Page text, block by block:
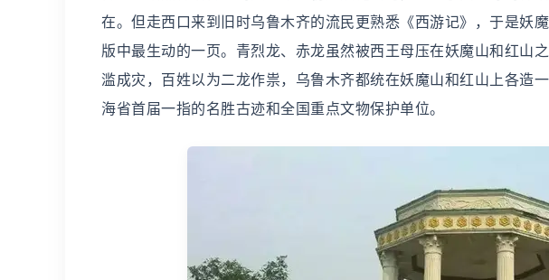
在。但走西口来到旧时乌鲁木齐的流民更熟悉《西游记》，于是妖
版中最生动的一页。青烈龙、赤龙虽然被西王母压在妖魔山和红山
滥成灾，百姓以为二龙作祟，乌鲁木齐都统在妖魔山和红山上各造
海省首届一指的名胜古迹和全国重点文物保护单位。